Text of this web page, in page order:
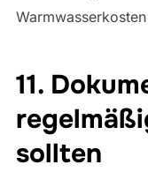
11.
sollten